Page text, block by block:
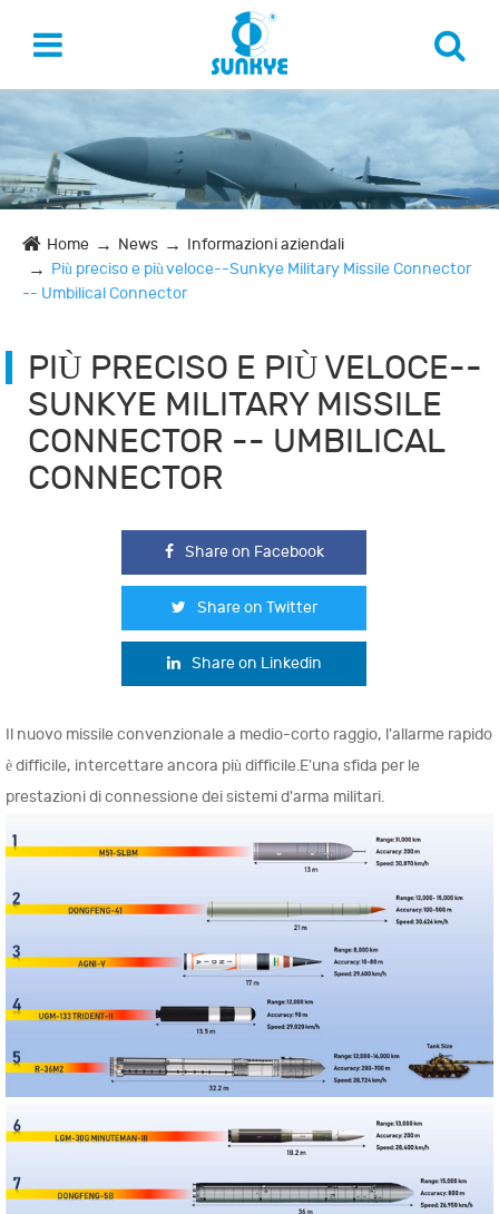
Home News
Informazioni aziendali
Più preciso e più veloce--Sunkye Military Missile Connector
-- Umbilical Connector
PIÙ PRECISO E PIÙ VELOCE--
SUNKYE MILITARY MISSILE
CONNECTOR -- UMBILICAL
CONNECTOR
Share on Facebook
Share on Twitter
Share on Linkedin
Il nuovo missile convenzionale a medio-corto raggio, l'allarme rapido
è difficile, intercettare ancora più difficile.E'una sfida per le
prestazioni di connessione dei sistemi d'arma militari.